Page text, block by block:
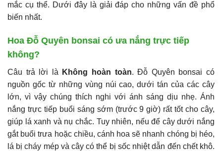
mắc cụ thể. Dưới đây là giải đáp cho những vấn đề phổ
biến nhất.
Hoa Đỗ Quyên bonsai có ưa nắng trực tiếp
không?
Câu trả lời là Không hoàn toàn. Đỗ Quyên bonsai có
nguồn gốc từ những vùng núi cao, dưới tán của các cây
lớn, vì vậy chúng thích nghi với ánh sáng dịu nhẹ. Ánh
nắng trực tiếp buổi sáng sớm (trước 9 giờ) rất tốt cho cây,
giúp lá xanh và nụ chắc. Tuy nhiên, nếu để cây dưới nắng
gắt buổi trưa hoặc chiều, cánh hoa sẽ nhanh chóng bị héo,
lá bị cháy mép và cây có thể bị sốc nhiệt dẫn đến chết khô.